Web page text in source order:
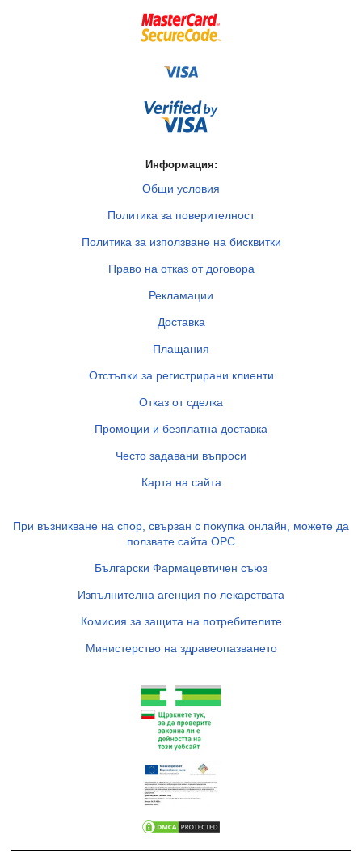
Информация:
Общи условия
Политика за поверителност
Политика за използване на бисквитки
Право на отказ от договора
Рекламации
Доставка
Плащания
Отстъпки за регистрирани клиенти
Отказ от сделка
Промоции и безплатна доставка
Често задавани въпроси
Карта на сайта
При възникване на спор, свързан с покупка онлайн, можете да
ползвате сайта ОРС
Български Фармацевтичен съюз
Изпълнителна агенция по лекарствата
Комисия за защита на потребителите
Министерство на здравеопазването